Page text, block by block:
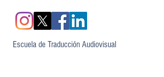
Escuela de Traducción Audiovisual